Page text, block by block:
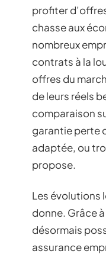
profiter
chasse aux
nombreux
contrats à la
offres du
de leurs réels
comparaison
garantie perte
adaptée, ou
propose.
Les évolutions
donne. Grâce
désormais
assurance